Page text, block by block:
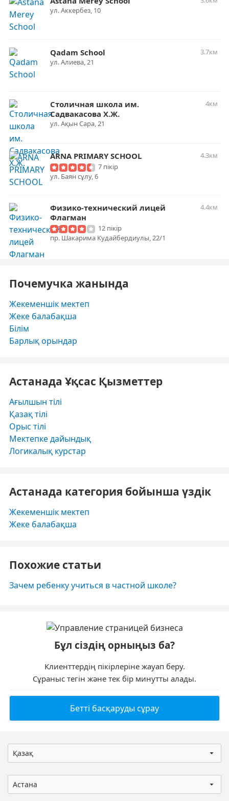
ул. Аккербез, 10
Qadam School
3.7км
ул. Алиева, 21
Столичная школа им.
Садвакасова Х.Ж.
4км
ул. ​Ақын Сара, 21
ARNA PRIMARY SCHOOL
4.3км
7 пікір
ул. Баян сұлу, 6
Физико-технический лицей
Флагман
4.4км
12 пікір
пр. Шакарима Кудайбердиулы, 22/1
Почемучка жанында
Жекеменшік мектеп
Жеке балабақша
Білім
Барлық орындар
Астанада Ұқсас Қызметтер
Ағылшын тілі
Қазақ тілі
Орыс тілі
Мектепке дайындық
Логикалық курстар
Астанада категория бойынша үздік
Жекеменшік мектеп
Жеке балабақша
Похожие статьи
Зачем ребенку учиться в частной школе?
Бұл сіздің орныңыз ба?
Клиенттердің пікірлеріне жауап беру.
Сұраныс тегін және тек бір минутты алады.
Бетті басқаруды сұрау
Қазақ
Астана